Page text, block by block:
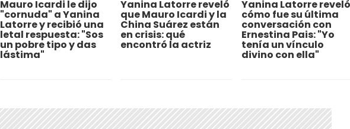
Mauro Icardi le dijo
"cornuda" a Yanina
Latorre y recibió una
letal respuesta: "Sos
un pobre tipo y das
lástima"
Yanina Latorre reveló
que Mauro Icardi y la
China Suárez están
en crisis: qué
encontró la actriz
Yanina Latorre reveló
cómo fue su última
conversación con
Ernestina Pais: "Yo
tenía un vínculo
divino con ella"